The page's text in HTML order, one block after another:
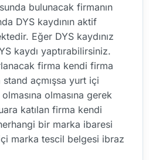
bulunacak firmanın
DYS kaydının aktif
Eğer DYS kaydınız
kaydı yaptırabilirsiniz.
firma kendi firma
stand açmışsa yurt içi
olmasına gerek
katılan firma kendi
bir marka ibaresi
marka tescil belgesi ibraz